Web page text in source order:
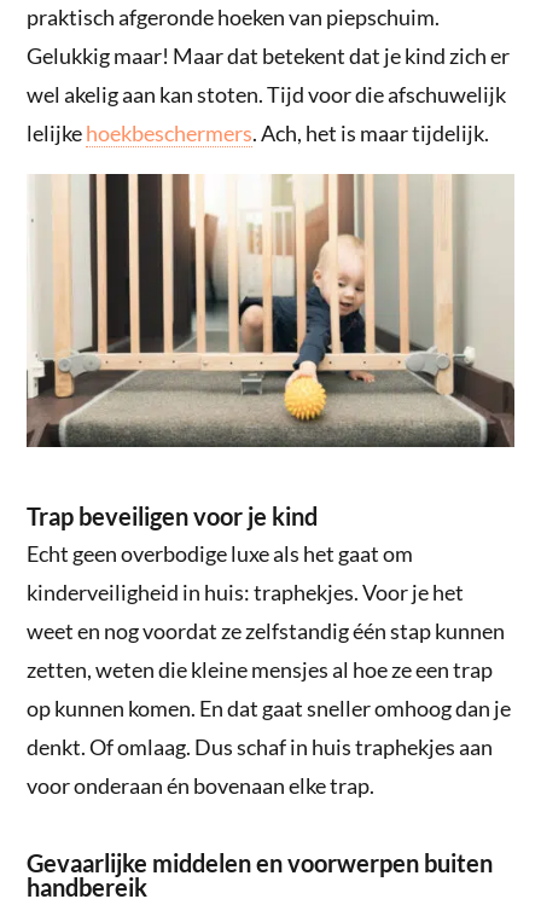
praktisch afgeronde hoeken van piepschuim.
Gelukkig maar! Maar dat betekent dat je kind zich er
wel akelig aan kan stoten. Tijd voor die afschuwelijk
lelijkehoekbeschermers. Ach, het is maar tijdelijk.
Trap beveiligen voor je kind
Echt geen overbodige luxe als het gaat om
kinderveiligheid in huis: traphekjes. Voor je het
weet en nog voordat ze zelfstandig één stap kunnen
zetten, weten die kleine mensjes al hoe ze een trap
op kunnen komen. En dat gaat sneller omhoog dan je
denkt. Of omlaag. Dus schaf in huis traphekjes aan
voor onderaan én bovenaan elke trap.
Gevaarlijke middelen en voorwerpen buiten
handbereik